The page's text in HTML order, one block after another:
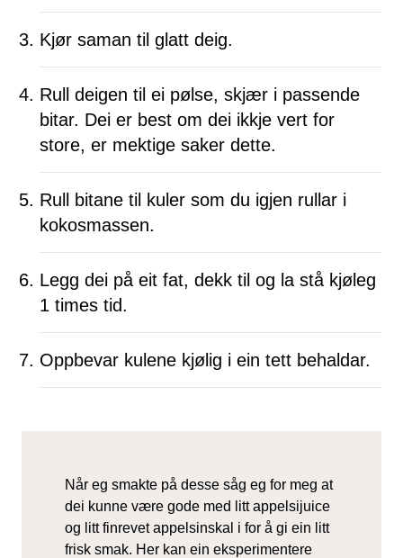
Kjør saman til glatt deig.
Rull deigen til ei pølse, skjær i passende
bitar. Dei er best om dei ikkje vert for
store, er mektige saker dette.
Rull bitane til kuler som du igjen rullar i
kokosmassen.
Legg dei på eit fat, dekk til og la stå kjøleg
1 times tid.
Oppbevar kulene kjølig i ein tett behaldar.
Når eg smakte på desse såg eg for meg at
dei kunne være gode med litt appelsijuice
og litt finrevet appelsinskal i for å gi ein litt
frisk smak. Her kan ein eksperimentere